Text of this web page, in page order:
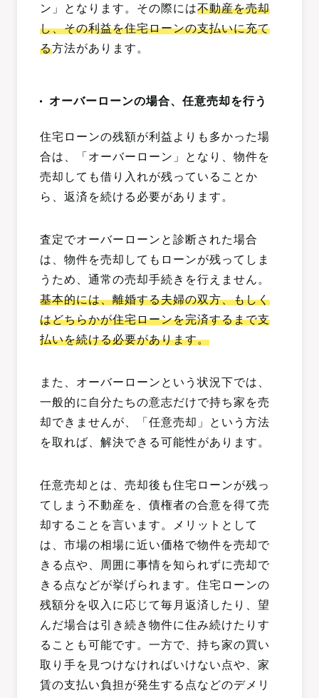
ン」となります。その際には不動産を売却
し、その利益を住宅ローンの支払いに充て
る方法があります。
オーバーローンの場合、任意売却を行う
住宅ローンの残額が利益よりも多かった場
合は、「オーバーローン」となり、物件を
売却しても借り入れが残っていることか
ら、返済を続ける必要があります。
査定でオーバーローンと診断された場合
は、物件を売却してもローンが残ってしま
うため、通常の売却手続きを行えません。
基本的には、離婚する夫婦の双方、もしく
はどちらかが住宅ローンを完済するまで支
払いを続ける必要があります。
また、オーバーローンという状況下では、
一般的に自分たちの意志だけで持ち家を売
却できませんが、「任意売却」という方法
を取れば、解決できる可能性があります。
任意売却とは、売却後も住宅ローンが残っ
てしまう不動産を、債権者の合意を得て売
却することを言います。メリットとして
は、市場の相場に近い価格で物件を売却で
きる点や、周囲に事情を知られずに売却で
きる点などが挙げられます。住宅ローンの
残額分を収入に応じて毎月返済したり、望
んだ場合は引き続き物件に住み続けたりす
ることも可能です。一方で、持ち家の買い
取り手を見つけなければいけない点や、家
賃の支払い負担が発生する点などのデメリ